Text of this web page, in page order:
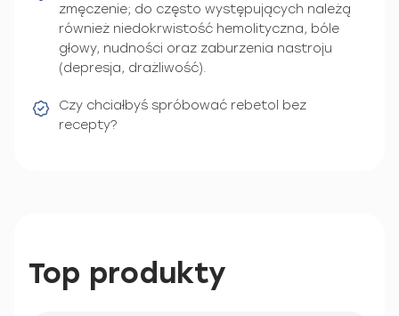
zmęczenie; do często występujących należą
również niedokrwistość hemolityczna, bóle
głowy, nudności oraz zaburzenia nastroju
(depresja, drażliwość).
Czy chciałbyś spróbować rebetol bez
recepty?
Top produkty